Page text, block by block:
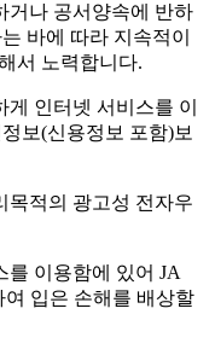
거나 공서양속에 반하
바에 따라 지속적이
서 노력합니다.
인터넷 서비스를 이
보(신용정보 포함)보
목적의 광고성 전자우
를 이용함에 있어 JA
여 입은 손해를 배상할